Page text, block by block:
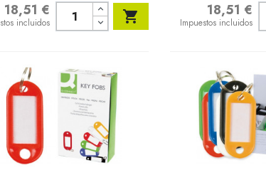
18,51 €
incluidos  18,51 €
Impuestos incluidos